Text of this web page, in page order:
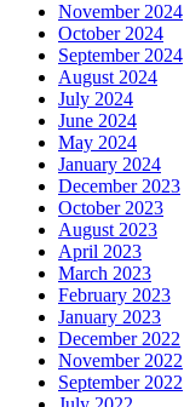
November 2024
October 2024
September 2024
August 2024
July 2024
June 2024
May 2024
January 2024
December 2023
October 2023
August 2023
April 2023
March 2023
February 2023
January 2023
December 2022
November 2022
September 2022